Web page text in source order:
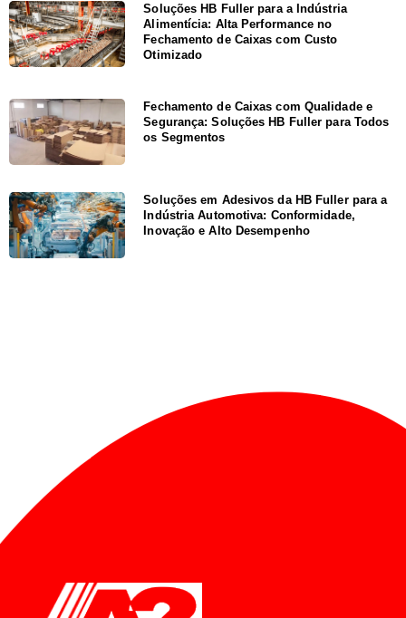
Soluções HB Fuller para a Indústria
Alimentícia: Alta Performance no
Fechamento de Caixas com Custo
Otimizado
Fechamento de Caixas com Qualidade e
Segurança: Soluções HB Fuller para Todos
os Segmentos
Soluções em Adesivos da HB Fuller para a
Indústria Automotiva: Conformidade,
Inovação e Alto Desempenho